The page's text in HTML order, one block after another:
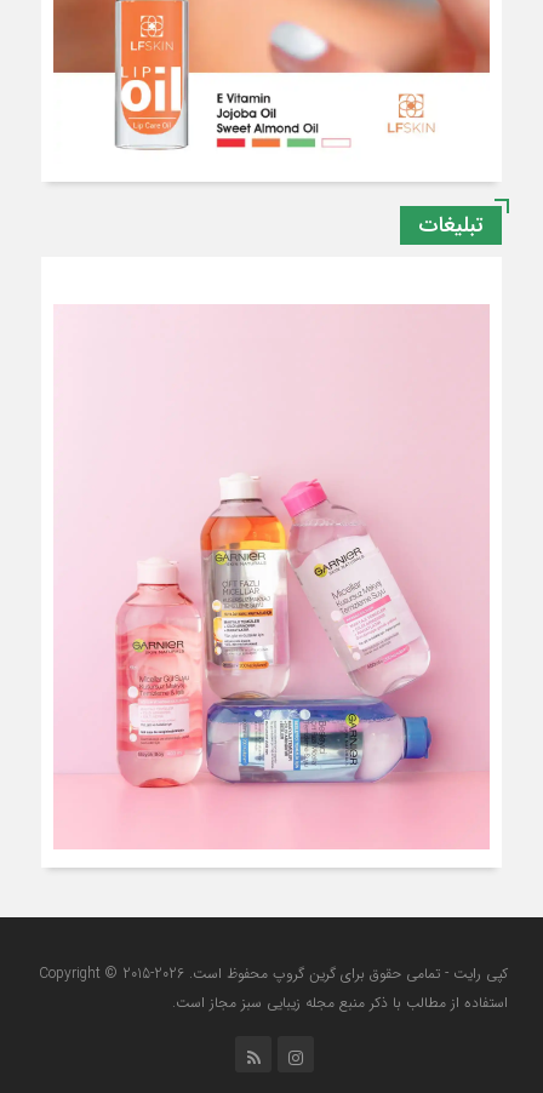
تبلیغات
کپی رایت - تمامی حقوق برای گرین گروپ محفوظ است. Copyright © 2015-2026
استفاده از مطالب با ذکر منبع مجله زیبایی سبز مجاز است.